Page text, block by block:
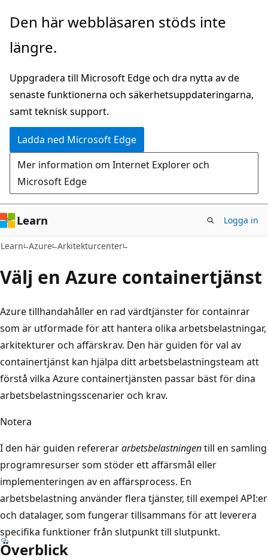
Hoppa
huvudinnehåll
Den här webbläsaren stöds inte
längre.
Uppgradera till Microsoft Edge och dra nytta av de
senaste funktionerna och säkerhetsuppdateringarna,
samt teknisk support.
Ladda ned Microsoft Edge
Mer information om Internet Explorer och
Microsoft Edge
Learn Logga in
Learn Azure Arkitekturcenter
Välj en Azure containertjänst
Azure tillhandahåller en rad värdtjänster för containrar
som är utformade för att hantera olika arbetsbelastningar,
arkitekturer och affärskrav. Den här guiden för val av
containertjänst kan hjälpa ditt arbetsbelastningsteam att
förstå vilka Azure containertjänsten passar bäst för dina
arbetsbelastningsscenarier och krav.
Notera
I den här guiden refererararbetsbelastningentill en samling
programresurser som stöder ett affärsmål eller
implementeringen av en affärsprocess. En
arbetsbelastning använder flera tjänster, till exempel API:er
och datalager, som fungerar tillsammans för att leverera
specifika funktioner från slutpunkt till slutpunkt.
Överblick